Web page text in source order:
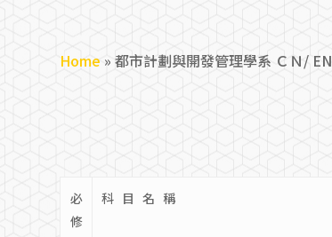
Home »都市計劃與開發管理學系 ＣＮ/ EN
必
修
科 目 名 稱